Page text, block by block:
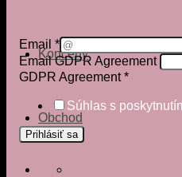
Koncerty
Obchod
Email *
Email GDPR Agreement
GDPR Agreement*
Súhlas s
Prihlásiť sa